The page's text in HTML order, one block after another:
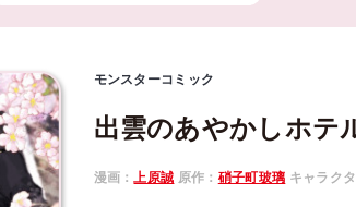
モンスターコミック
出雲のあやかしホテ
漫画： 上原誠 原作： 硝子町玻璃 キャラク